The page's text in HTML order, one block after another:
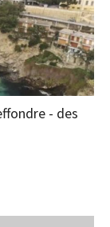
- des